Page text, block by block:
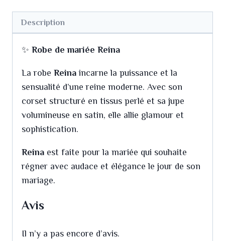
Description
✨ Robe de mariée Reina
La robe Reina incarne la puissance et la
sensualité d’une reine moderne. Avec son
corset structuré en tissus perlé et sa jupe
volumineuse en satin, elle allie glamour et
sophistication.
Reina est faite pour la mariée qui souhaite
régner avec audace et élégance le jour de son
mariage.
Avis
Il n’y a pas encore d’avis.